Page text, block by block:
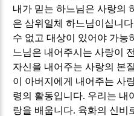
내가 믿는 하느님은 사랑의
은 삼위일체 하느님이십니다
수 없고 대상이 있어야 가능
느님은 내어주시는 사랑이
자신을 내어주는 사랑의 본
이 아버지에게 내어주는 사
령의 활동입니다. 우리는 내
랑을 배웁니다. 육화의 신비